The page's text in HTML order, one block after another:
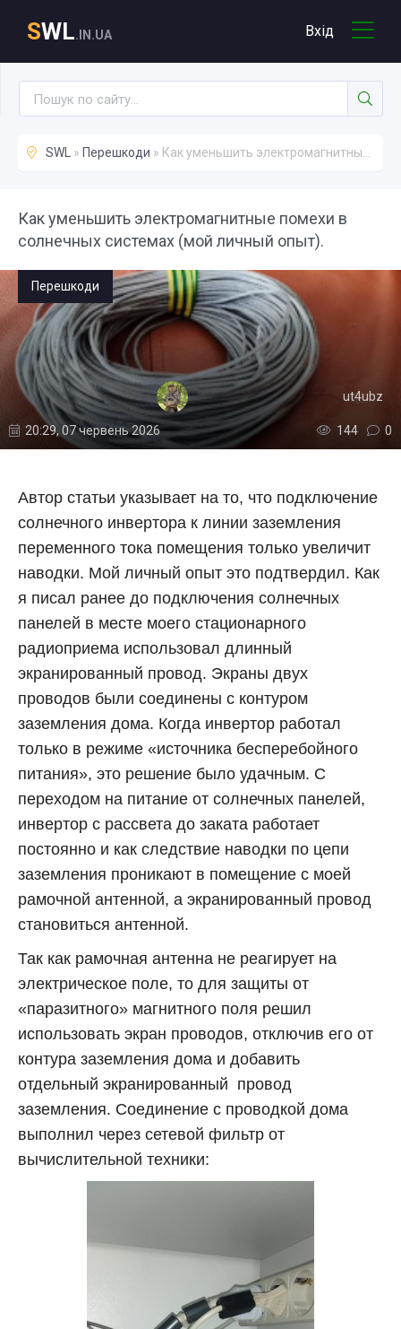
SWL.IN.UA Вхід
SWL » Перешкоди » Как уменьшить электромагнитные помехи в солнечных системах (мой личный опыт).
Как уменьшить электромагнитные помехи в
солнечных системах (мой личный опыт).
Перешкоди
ut4ubz
20:29, 07 червень 2026 144 0
Автор статьи указывает на то, что подключение
солнечного инвертора к линии заземления
переменного тока помещения только увеличит
наводки. Мой личный опыт это подтвердил. Как
я писал ранее до подключения солнечных
панелей в месте моего стационарного
радиоприема использовал длинный
экранированный провод. Экраны двух
проводов были соединены с контуром
заземления дома. Когда инвертор работал
только в режиме «источника бесперебойного
питания», это решение было удачным. С
переходом на питание от солнечных панелей,
инвертор с рассвета до заката работает
постоянно и как следствие наводки по цепи
заземления проникают в помещение с моей
рамочной антенной, а экранированный провод
становиться антенной.
Так как рамочная антенна не реагирует на
электрическое поле, то для защиты от
«паразитного» магнитного поля решил
использовать экран проводов, отключив его от
контура заземления дома и добавить
отдельный экранированный провод
заземления. Соединение с проводкой дома
выполнил через сетевой фильтр от
вычислительной техники: